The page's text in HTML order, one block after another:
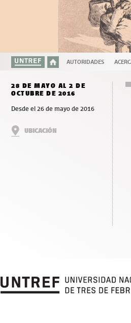
AUTORIDADES
28 DE MAYO AL 2 DE
OCTUBRE DE 2016
Desde el 26 de mayo de 2016
UBICACIÓN